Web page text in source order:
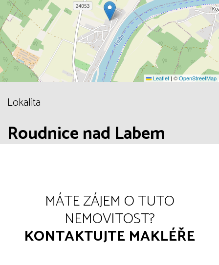
Leaflet | ©OpenStreetMap
Lokalita
Roudnice nad Labem
MÁTE ZÁJEM O TUTO
NEMOVITOST?
KONTAKTUJTE MAKLÉŘE